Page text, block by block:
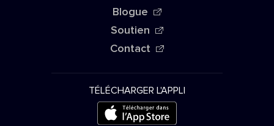
Blogue
Soutien
Contact
TÉLÉCHARGER L'APPLI